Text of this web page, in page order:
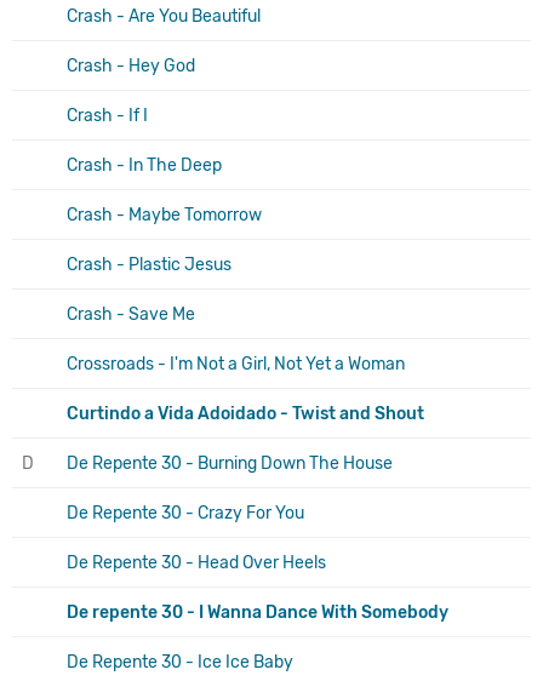
Crash - Are You Beautiful
Crash - Hey God
Crash - If I
Crash - In The Deep
Crash - Maybe Tomorrow
Crash - Plastic Jesus
Crash - Save Me
Crossroads - I'm Not a Girl, Not Yet a Woman
Curtindo a Vida Adoidado - Twist and Shout
D De Repente 30 - Burning Down The House
De Repente 30 - Crazy For You
De Repente 30 - Head Over Heels
De repente 30 - I Wanna Dance With Somebody
De Repente 30 - Ice Ice Baby